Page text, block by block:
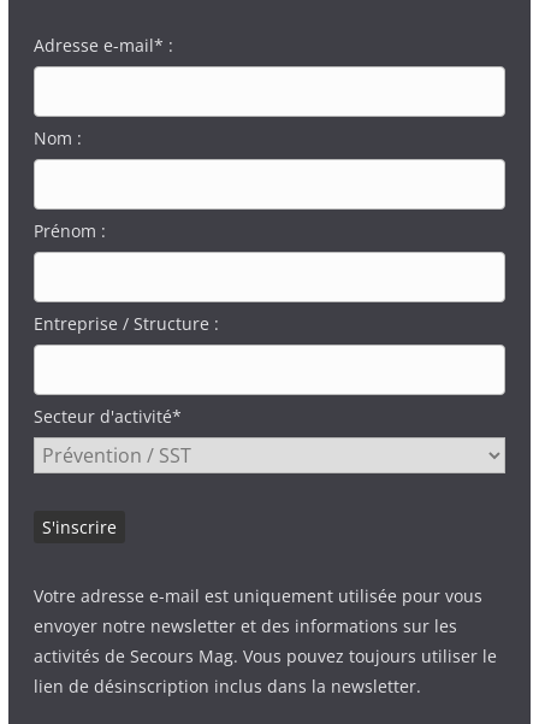
Adresse e-mail* :
Nom :
Prénom :
Entreprise / Structure :
Secteur d'activité*
Votre adresse e-mail est uniquement utilisée pour vous
envoyer notre newsletter et des informations sur les
activités de Secours Mag. Vous pouvez toujours utiliser le
lien de désinscription inclus dans la newsletter.